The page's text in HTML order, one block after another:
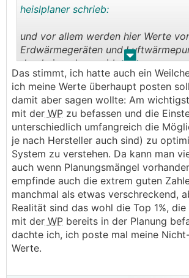
. .
heislplaner schrieb:
und vor allem werden hier Werte
Erdwärmegeräten und
durcheinandergewirbelt.
Wenn hier jemand seine Werte
sollte definitiv der Typus auch
werden - sonst bekommen einige
Herzinfarkt
Das stimmt, ich hatte auch ein
ich meine Werte überhaupt posten
damit aber sagen wollte: Am
mit der WP zu befassen und die
unterschiedlich umfangreich die
je nach Hersteller auch sind) zu
System zu verstehen. Da kann man
auch wenn Planungsmängel
empfinde auch die extrem guten
manchmal als etwas verschreckend,
Realität sind das wohl die Top 1%,
mit der WP bereits in der Planung
dachte ich, ich poste mal meine
Werte.